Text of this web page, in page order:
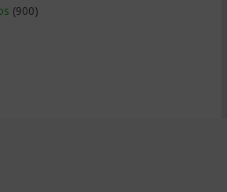
(900)